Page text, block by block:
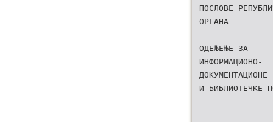
ПОСЛОВЕ
ОРГАНА
ОДЕЉЕЊЕ ЗА
ИНФОРМАЦИОНО-
ДОКУМЕНТАЦИОНЕ
И БИБЛИОТЕЧКЕ